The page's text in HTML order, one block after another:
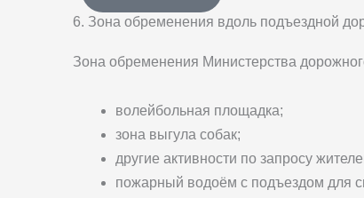
6. Зона обременения вдоль подъездной
Зона обременения Министерства
волейбольная площадка;
зона выгула собак;
другие активности по запросу
пожарный водоём с подъездом для